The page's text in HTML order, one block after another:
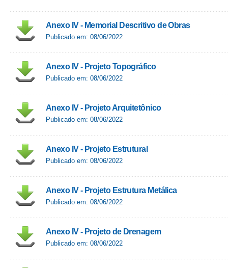
Anexo IV - Memorial Descritivo de Obras
Publicado em: 08/06/2022
Anexo IV - Projeto Topográfico
Publicado em: 08/06/2022
Anexo IV - Projeto Arquitetônico
Publicado em: 08/06/2022
Anexo IV - Projeto Estrutural
Publicado em: 08/06/2022
Anexo IV - Projeto Estrutura Metálica
Publicado em: 08/06/2022
Anexo IV - Projeto de Drenagem
Publicado em: 08/06/2022